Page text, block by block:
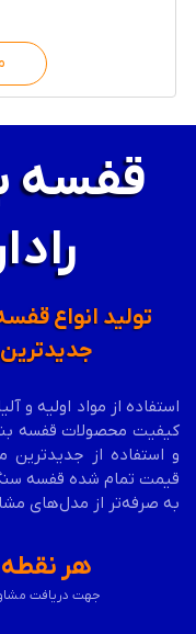
قفسه
تولید انواع
استفاده از مواد اولیه و
کیفیت محصولات قفسه
و استفاده از جدیدترین
قیمت تمام شده قفسه
به صرفه‌تر از مدل‌های
هر نقطه
جهت دریافت